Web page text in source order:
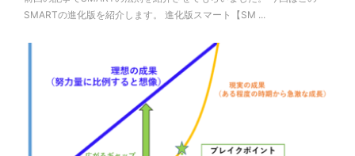
SMARTの進化版を紹介します。 進化版スマート【SM ...